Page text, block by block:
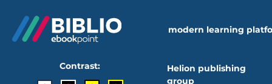
modern learning
Contrast:
Helion publishing
group